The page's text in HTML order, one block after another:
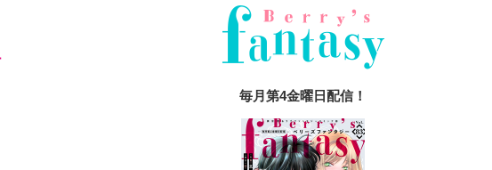
毎月第4金曜日配信！